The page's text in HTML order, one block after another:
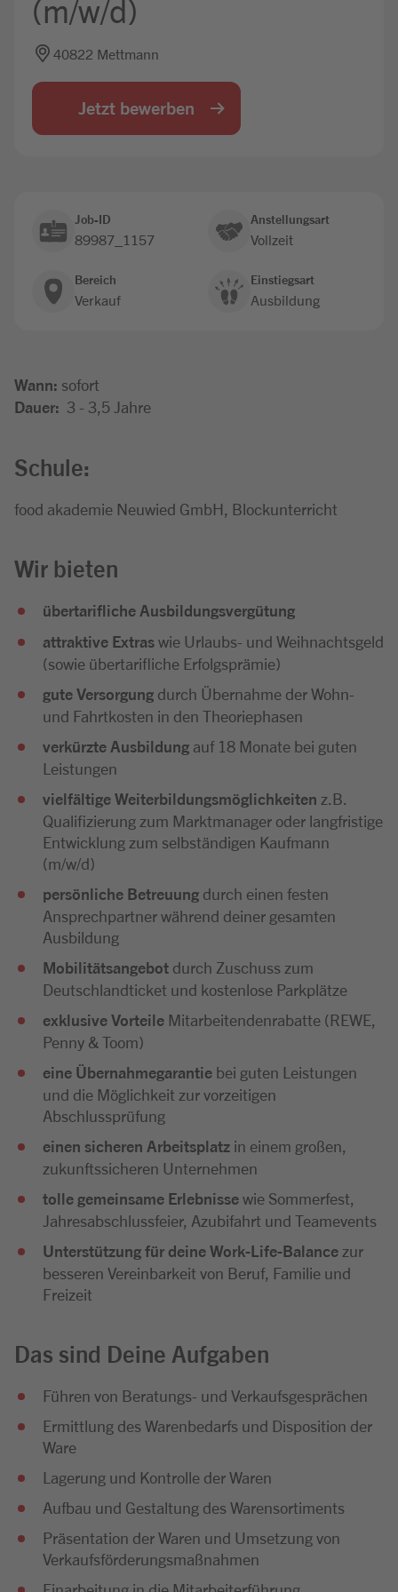
(m/w/d)
40822 Mettmann
Jetzt bewerben
Job-ID
89987_1157
Anstellungsart
Vollzeit
Bereich
Verkauf
Einstiegsart
Ausbildung
Wann: sofort
Dauer: 3 - 3,5 Jahre
Schule:
food akademie Neuwied GmbH, Blockunterricht
Wir bieten
übertarifliche Ausbildungsvergütung
attraktive Extraswie Urlaubs- und Weihnachtsgeld
(sowie übertarifliche Erfolgsprämie)
gute Versorgung durch Übernahme der Wohn-
und Fahrtkosten in den Theoriephasen
verkürzte Ausbildung auf 18 Monate bei guten
Leistungen
vielfältige Weiterbildungsmöglichkeiten z.B.
Qualifizierung zum Marktmanager oder langfristige
Entwicklung zum selbständigen Kaufmann
(m/w/d)
persönliche Betreuung durch einen festen
Ansprechpartner während deiner gesamten
Ausbildung
Mobilitätsangebot durch Zuschuss zum
Deutschlandticket und kostenlose Parkplätze
exklusive Vorteile Mitarbeitendenrabatte (REWE,
Penny & Toom)
eine Übernahmegarantie bei guten Leistungen
und die Möglichkeit zur vorzeitigen
Abschlussprüfung
einen sicheren Arbeitsplatz in einem großen,
zukunftssicheren Unternehmen
tolle gemeinsame Erlebnissewie Sommerfest,
Jahresabschlussfeier, Azubifahrt und Teamevents
Unterstützung für deine Work-Life-Balance zur
besseren Vereinbarkeit von Beruf, Familie und
Freizeit
Das sind Deine Aufgaben
Führen von Beratungs- und Verkaufsgesprächen
Ermittlung des Warenbedarfs und Disposition der
Ware
Lagerung und Kontrolle der Waren
Aufbau und Gestaltung des Warensortiments
Präsentation der Waren und Umsetzung von
Verkaufsförderungsmaßnahmen